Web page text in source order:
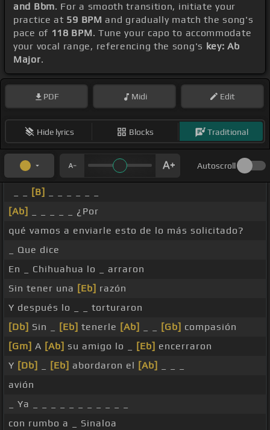
and Bbm. For a smooth transition, initiate your
practice at 59 BPM and gradually match the song's
pace of 118 BPM. Tune your capo to accommodate
your vocal range, referencing the song's key: Ab
Major.
PDF Midi Edit
Hide lyrics Blocks Traditional
Autoscroll
[B]
[Ab]
_ _ _ _ _ ¿Por
qué vamos a enviarle esto de lo más solicitado?
_ Que dice
En _ Chihuahua lo _ arraron
Sin tener una [Eb] razón
Y después lo _ _ torturaron
[Db] Sin _ [Eb] tenerle [Ab] [Gb] compasión
[Gm] A [Ab] su amigo lo _ [Eb] encerraron
Y [Db] [Eb] abordaron el [Ab]
avión
_ Ya _ _ _ _ _ _ _ _ _ _ _
con rumbo a _ Sinaloa